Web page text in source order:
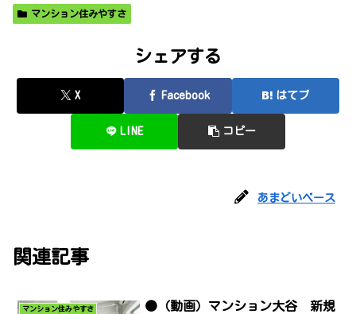
マンション住みやすさ
シェアする
X Facebook はてブ
LINE コピー
あまどいベース
関連記事
マンション住みやすさ
●（動画）マンション大谷 新規